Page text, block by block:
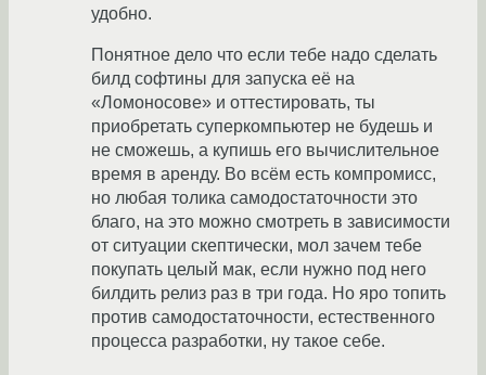
удобно.
Понятное дело что если тебе надо сделать
билд софтины для запуска её на
«Ломоносове» и оттестировать, ты
приобретать суперкомпьютер не будешь и
не сможешь, а купишь его вычислительное
время в аренду. Во всём есть компромисс,
но любая толика самодостаточности это
благо, на это можно смотреть в зависимости
от ситуации скептически, мол зачем тебе
покупать целый мак, если нужно под него
билдить релиз раз в три года. Но яро топить
против самодостаточности, естественного
процесса разработки, ну такое себе.